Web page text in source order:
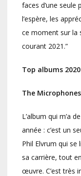
faces d’une
l’espère, les
ce moment sur la
courant 2021.”
Top albums
The Microphones
L’album qui m’a
année : c’est un
Phil Elvrum qui
sa carrière, tout
œuvre. C’est très